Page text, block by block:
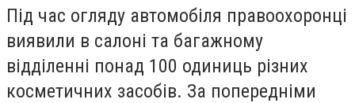
Під час огляду автомобіля правоохоронці
виявили в салоні та багажному
відділенні понад 100 одиниць різних
косметичних засобів. За попередніми